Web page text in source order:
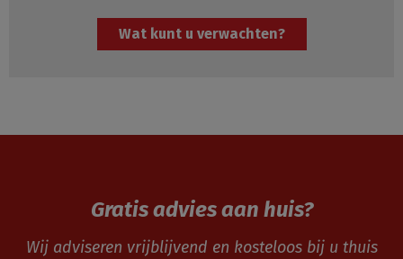
Wat kunt u verwachten?
Gratis advies aan huis?
Wij adviseren vrijblijvend en kosteloos bij u thuis